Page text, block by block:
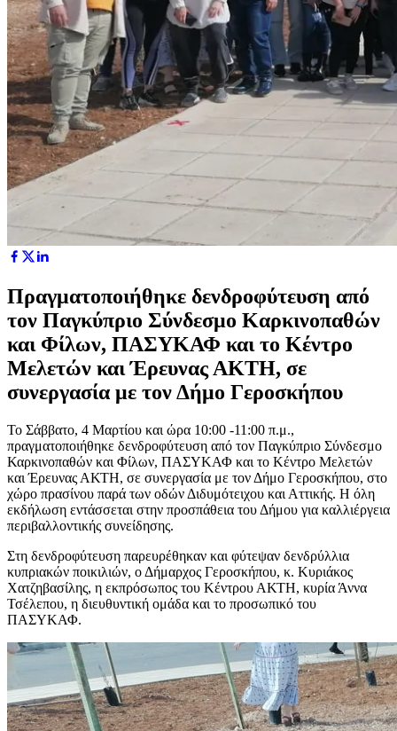
Πραγματοποιήθηκε δενδροφύτευση από
τον Παγκύπριο Σύνδεσμο Καρκινοπαθών
και Φίλων, ΠΑΣΥΚΑΦ και το Κέντρο
Μελετών και Έρευνας ΑΚΤΗ, σε
συνεργασία με τον Δήμο Γεροσκήπου
Το Σάββατο, 4 Μαρτίου και ώρα 10:00 -11:00 π.μ.,
πραγματοποιήθηκε δενδροφύτευση από τον Παγκύπριο Σύνδεσμο
Καρκινοπαθών και Φίλων, ΠΑΣΥΚΑΦ και το Κέντρο Μελετών
και Έρευνας ΑΚΤΗ, σε συνεργασία με τον Δήμο Γεροσκήπου, στο
χώρο πρασίνου παρά των οδών Διδυμότειχου και Αττικής. Η όλη
εκδήλωση εντάσσεται στην προσπάθεια του Δήμου για καλλιέργεια
περιβαλλοντικής συνείδησης.
Στη δενδροφύτευση παρευρέθηκαν και φύτεψαν δενδρύλλια
κυπριακών ποικιλιών, ο Δήμαρχος Γεροσκήπου, κ. Κυριάκος
Χατζηβασίλης, η εκπρόσωπος του Κέντρου ΑΚΤΗ, κυρία Άννα
Τσέλεπου, η διευθυντική ομάδα και το προσωπικό του
ΠΑΣΥΚΑΦ.